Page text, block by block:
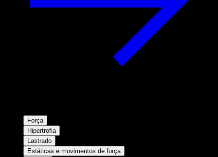
Força
Hipertrofia
Lastrado
Estáticas e movimentos de força